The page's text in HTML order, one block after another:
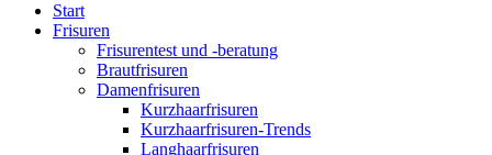
Start
Frisuren
Frisurentest und -beratung
Brautfrisuren
Damenfrisuren
Kurzhaarfrisuren
Kurzhaarfrisuren-Trends
Langhaarfrisuren